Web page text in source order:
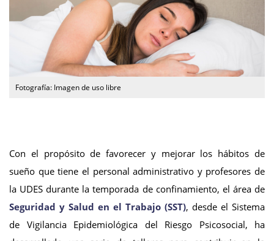
Fotografía: Imagen de uso libre
Con el propósito de favorecer y mejorar los hábitos de
sueño que tiene el personal administrativo y profesores de
la UDES durante la temporada de confinamiento, el área de
Seguridad y Salud en el Trabajo (SST), desde el Sistema
de Vigilancia Epidemiológica del Riesgo Psicosocial, ha